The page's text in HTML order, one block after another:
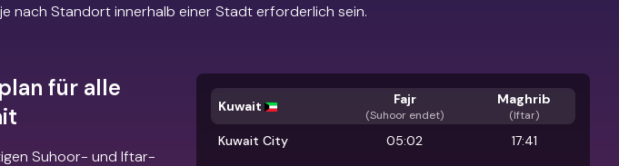
nach Standort innerhalb einer Stadt erforderlich sein.
für alle
Suhoor- und Iftar-
Kuwait Fajr
(Suhoor endet)
Maghrib
(Iftar)
Kuwait City 05:02
17:41